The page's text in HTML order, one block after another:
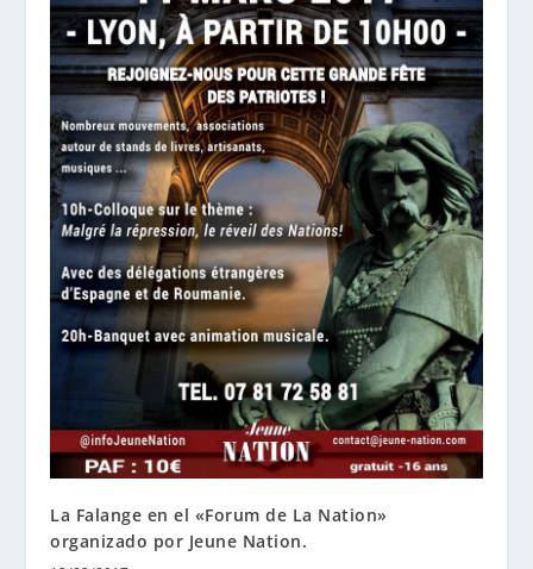
La Falange en el «Forum de La Nation»
organizado por Jeune Nation.